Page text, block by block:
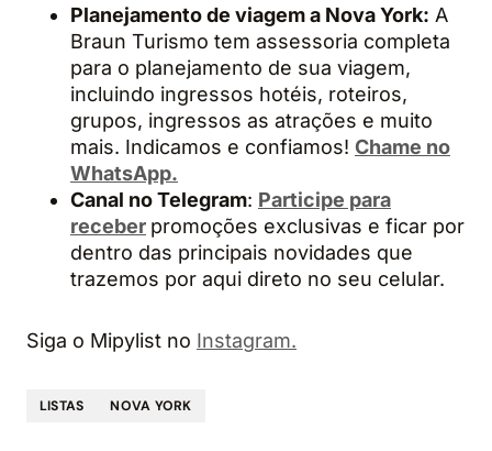
Planejamento de viagem a Nova York: A
Braun Turismo tem assessoria completa
para o planejamento de sua viagem,
incluindo ingressos hotéis, roteiros,
grupos, ingressos as atrações e muito
mais. Indicamos e confiamos! Chame no
WhatsApp.
Canal no Telegram: Participe para
receber promoções exclusivas e ficar por
dentro das principais novidades que
trazemos por aqui direto no seu celular.
Siga o Mipylist no Instagram.
LISTAS NOVA YORK